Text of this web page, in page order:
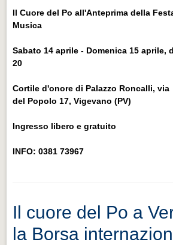
Il Cuore del Po all'Anteprima della
Musica
Sabato 14 aprile - Domenica 15 aprile,
20
Cortile d'onore di Palazzo Roncalli, via
del Popolo 17, Vigevano (PV)
Ingresso libero e gratuito
INFO: 0381 73967
Il cuore del Po a
la Borsa